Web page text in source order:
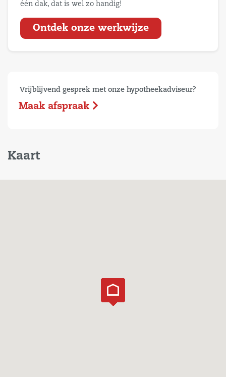
één dak, dat is wel zo handig!
Ontdek onze werkwijze
Vrijblijvend gesprek met onze hypotheekadviseur?
Maak afspraak
Kaart